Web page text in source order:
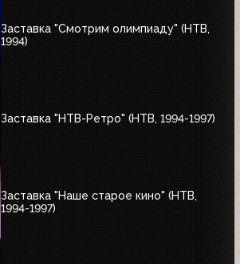
Заставка "Смотрим олимпиаду" (НТВ,
1994)
Заставка "НТВ-Ретро" (НТВ, 1994-1997)
Заставка "Наше старое кино" (НТВ,
1994-1997)